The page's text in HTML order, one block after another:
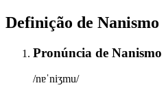
Definição de Nanismo
Pronúncia de Nanismo
/nɐˈniʒmu/